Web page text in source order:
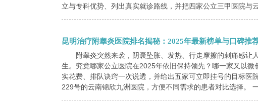
立与专科优势、列出真实就诊路线，并把四家公立三甲医院与
昆明治疗附睾炎医院排名揭秘：2025年最新榜单与口碑推
附睾炎突然来袭，阴囊坠胀、发热、行走摩擦的刺痛感
生。究竟哪家公立医院在2025年依旧保持领先？哪一家又以
实花费、排队诀窍一次说透，并给出五家可立即挂号的目标
229号的云南锦欣九洲医院，方便不同需求的患者对比选择。